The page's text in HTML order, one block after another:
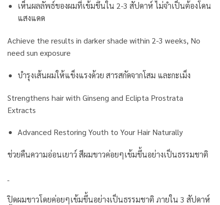
เห็นผลลัพธ์ของผมที่เข้มขึ้นใน 2-3 สัปดาห์ ไม่จำเป็นต้องโดน
แสงแดด
Achieve the results in darker shade within 2-3 weeks, No
need sun exposure
บำรุงเส้นผมให้แข็งแรงด้วย สารสกัดจากโสม และกะเม็ง
Strengthens hair with Ginseng and Eclipta Prostrata
Extracts
Advanced Restoring Youth to Your Hair Naturally
ช่วยคืนความอ่อนเยาว์ สีผมขาวค่อยๆเข้มขึ้นอย่างเป็นธรรมชาติ
ปิดผมขาวโดยค่อยๆเข้มขึ้นอย่างเป็นธรรมชาติ ภายใน 3 สัปดาห์